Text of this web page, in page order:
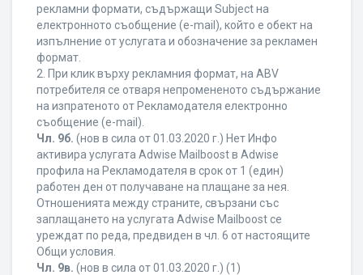
рекламни формати, съдържащи Subject на
електронното съобщение (e-mail), който е обект на
изпълнение от услугата и обозначение за рекламен
формат.
2. При клик върху рекламния формат, на ABV
потребителя се отваря непромененото съдържание
на изпратеното от Рекламодателя електронно
съобщение (e-mail).
Чл. 9б. (нов в сила от 01.03.2020 г.) Нет Инфо
активира услугата Adwise Mailboost в Adwise
профила на Рекламодателя в срок от 1 (един)
работен ден от получаване на плащане за нея.
Отношенията между страните, свързани със
заплащането на услугата Adwise Mailboost се
уреждат по реда, предвиден в чл. 6 от настоящите
Общи условия.
Чл. 9в. (нов в сила от 01.03.2020 г.) (1)